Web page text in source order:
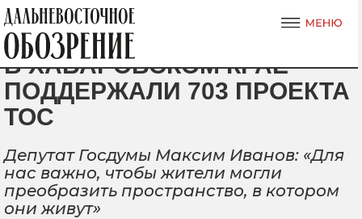
В ХАБАРОВСКОМ КРАЕ
ПОДДЕРЖАЛИ 703 ПРОЕКТА
ТОС
Депутат Госдумы Максим Иванов: «Для
нас важно, чтобы жители могли
преобразить пространство, в котором
они живут»